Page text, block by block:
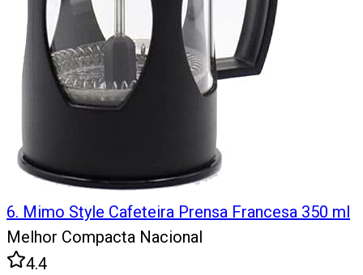
6. Mimo Style Cafeteira Prensa Francesa 350 ml
Melhor Compacta Nacional
4.4